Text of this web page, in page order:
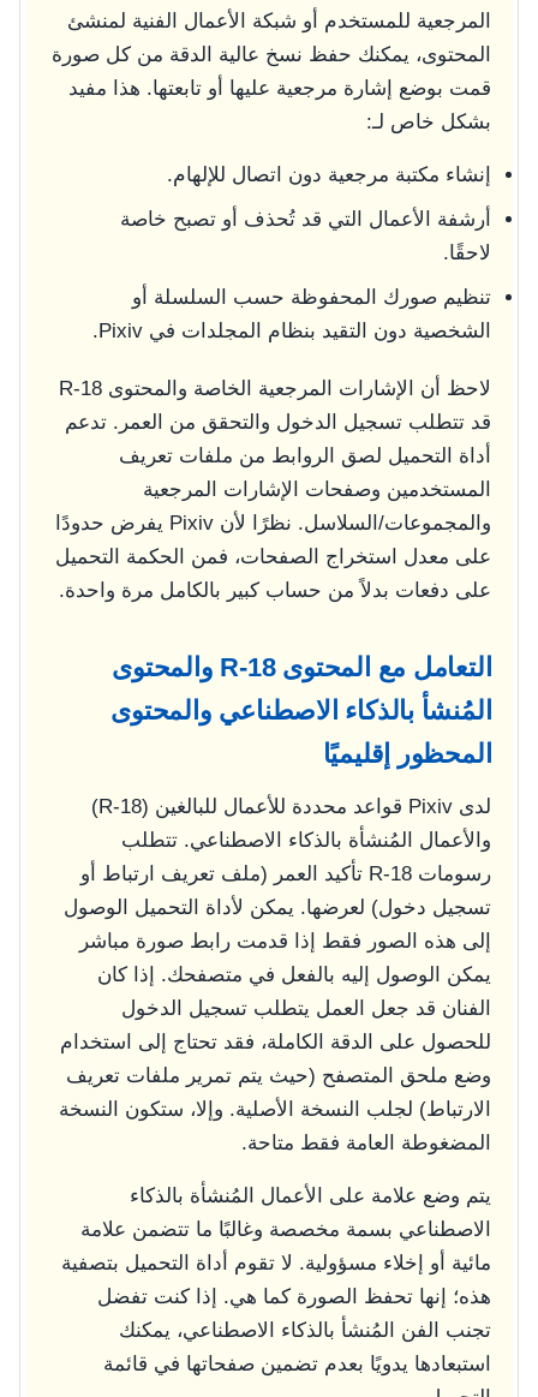
المرجعية للمستخدم أو شبكة الأعمال الفنية لمنشئ
المحتوى، يمكنك حفظ نسخ عالية الدقة من كل صورة
قمت بوضع إشارة مرجعية عليها أو تابعتها. هذا مفيد
بشكل خاص لـ:
إنشاء مكتبة مرجعية دون اتصال للإلهام.
أرشفة الأعمال التي قد تُحذف أو تصبح خاصة
لاحقًا.
تنظيم صورك المحفوظة حسب السلسلة أو
الشخصية دون التقيد بنظام المجلدات في Pixiv.
لاحظ أن الإشارات المرجعية الخاصة والمحتوى R-18
قد تتطلب تسجيل الدخول والتحقق من العمر. تدعم
أداة التحميل لصق الروابط من ملفات تعريف
المستخدمين وصفحات الإشارات المرجعية
والمجموعات/السلاسل. نظرًا لأن Pixiv يفرض حدودًا
على معدل استخراج الصفحات، فمن الحكمة التحميل
على دفعات بدلاً من حساب كبير بالكامل مرة واحدة.
التعامل مع المحتوى R-18 والمحتوى
المُنشأ بالذكاء الاصطناعي والمحتوى
المحظور إقليميًا
لدى Pixiv قواعد محددة للأعمال للبالغين (R-18)
والأعمال المُنشأة بالذكاء الاصطناعي. تتطلب
رسومات R-18 تأكيد العمر (ملف تعريف ارتباط أو
تسجيل دخول) لعرضها. يمكن لأداة التحميل الوصول
إلى هذه الصور فقط إذا قدمت رابط صورة مباشر
يمكن الوصول إليه بالفعل في متصفحك. إذا كان
الفنان قد جعل العمل يتطلب تسجيل الدخول
للحصول على الدقة الكاملة، فقد تحتاج إلى استخدام
وضع ملحق المتصفح (حيث يتم تمرير ملفات تعريف
الارتباط) لجلب النسخة الأصلية. وإلا، ستكون النسخة
المضغوطة العامة فقط متاحة.
يتم وضع علامة على الأعمال المُنشأة بالذكاء
الاصطناعي بسمة مخصصة وغالبًا ما تتضمن علامة
مائية أو إخلاء مسؤولية. لا تقوم أداة التحميل بتصفية
هذه؛ إنها تحفظ الصورة كما هي. إذا كنت تفضل
تجنب الفن المُنشأ بالذكاء الاصطناعي، يمكنك
استبعادها يدويًا بعدم تضمين صفحاتها في قائمة